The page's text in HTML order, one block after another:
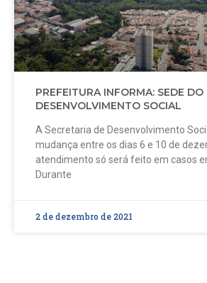
PREFEITURA INFORMA: SEDE DO
DESENVOLVIMENTO SOCIAL
A Secretaria de Desenvolvimento
mudança entre os dias 6 e 10 de
atendimento só será feito em casos
Durante
2 de dezembro de 2021